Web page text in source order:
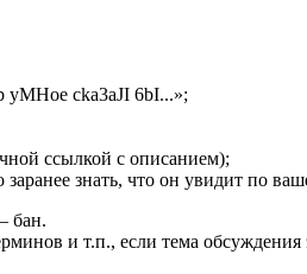
yMHoe cka3aJI 6bI...»;
ссылкой с описанием);
знать, что он увидит по
бан.
и т.п., если тема обсуждения